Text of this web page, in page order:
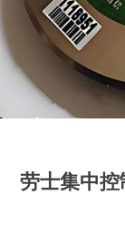
劳士集中